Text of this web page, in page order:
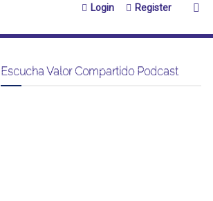
Login Register
Escucha Valor Compartido Podcast